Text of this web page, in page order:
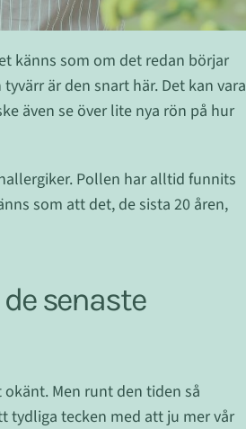
känns som om det redan börjar
är den snart här. Det kan vara
även se över lite nya rön på hur
Pollen har alltid funnits
som att det, de sista 20 åren,
senaste
Men runt den tiden så
tydliga tecken med att ju mer vår